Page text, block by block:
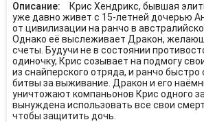
Описание:
Крис Хендрикс, бывшая
уже давно живет с 15-летней дочерью
от цивилизации на ранчо в
Однако её выслеживает Дракон,
счеты. Будучи не в состоянии
одиночку, Крис созывает на подмогу
из снайперского отряда, и ранчо
битвы за выживание. Дракон и его
уничтожают компаньонов Крис одного
вынуждена использовать все свои
чтобы защитить дочь.